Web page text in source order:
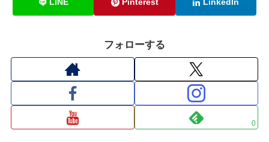
LINE Pinterest LinkedIn
フォローする
0